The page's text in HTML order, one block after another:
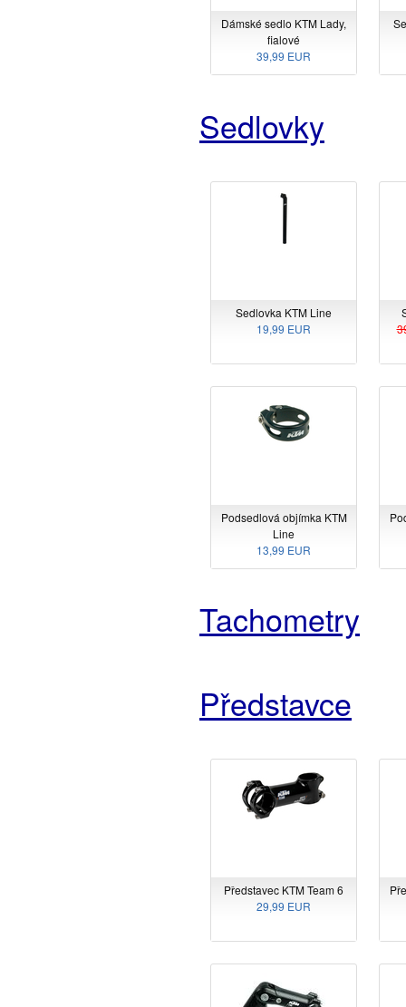
Dámské sedlo KTM Lady,
fialové
39,99 EUR
Sedlovky
Sedlovka KTM Line
19,99 EUR
Podsedlová objímka KTM
Line
13,99 EUR
Tachometry
Představce
Představec KTM Team 6
29,99 EUR